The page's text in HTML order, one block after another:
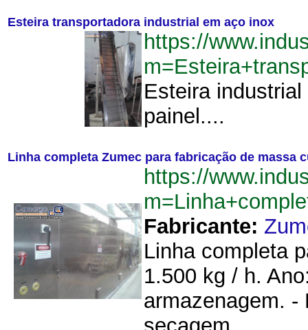
Esteira transportadora industrial em aço inox
https://
Esteira
painel....
Linha completa Zumec para fabricação de massa
https://
Fabricante:
Linha completa
1.500 kg / h.
armazenagem. -